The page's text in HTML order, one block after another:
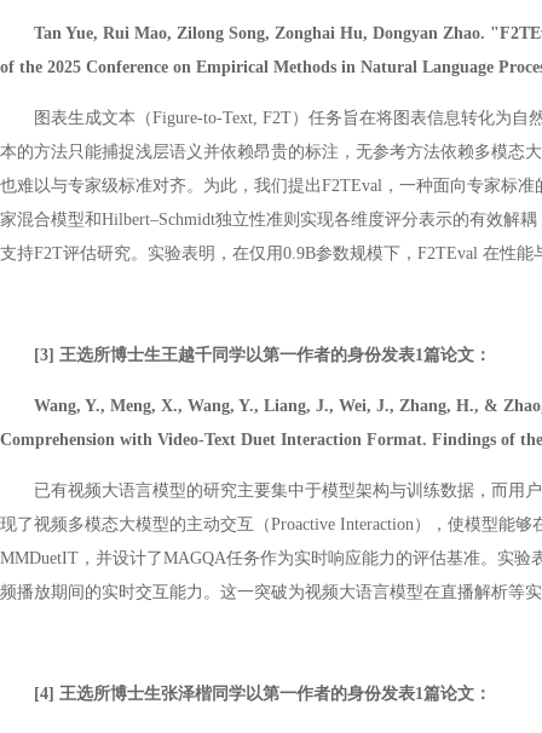
Tan Yue, Rui Mao, Zilong Song, Zonghai Hu, Dongyan Zhao.
of the 2025 Conference on Empirical Methods in Natural Language
图表生成文本（Figure-to-Text, F2T）任务旨在将图表信息转化为
本的方法只能捕捉浅层语义并依赖昂贵的标注，无参考方法依赖多模态
也难以与专家级标准对齐。为此，我们提出F2TEval，一种面向专家标
家混合模型和Hilbert–Schmidt独立性准则实现各维度评分表示的有效解
支持F2T评估研究。实验表明，在仅用0.9B参数规模下，F2TEval 在性能
[3] 王选所博士生王越千同学以第一作者的身份发表1篇论文：
Wang, Y., Meng, X., Wang, Y., Liang, J., Wei, J., Zhang, H., &
Comprehension with Video-Text Duet Interaction Format. Findings of
已有视频大语言模型的研究主要集中于模型架构与训练数据，而用
现了视频多模态大模型的主动交互（Proactive Interaction），使模型能
MMDuetIT，并设计了MAGQA任务作为实时响应能力的评估基准。实
频播放期间的实时交互能力。这一突破为视频大语言模型在直播解析等
[4] 王选所博士生张泽楷同学以第一作者的身份发表1篇论文：